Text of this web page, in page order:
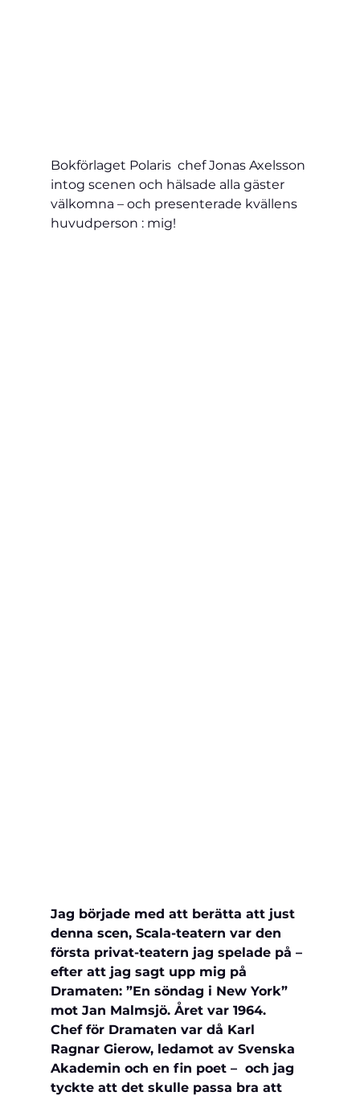
Bokförlaget Polaris  chef Jonas Axelsson
intog scenen och hälsade alla gäster
välkomna – och presenterade kvällens
huvudperson : mig!
Jag började med att berätta att just
denna scen, Scala-teatern var den
första privat-teatern jag spelade på –
efter att jag sagt upp mig på
Dramaten: ”En söndag i New York”
mot Jan Malmsjö. Året var 1964.
Chef för Dramaten var då Karl
Ragnar Gierow, ledamot av Svenska
Akademin och en fin poet –  och jag
tyckte att det skulle passa bra att